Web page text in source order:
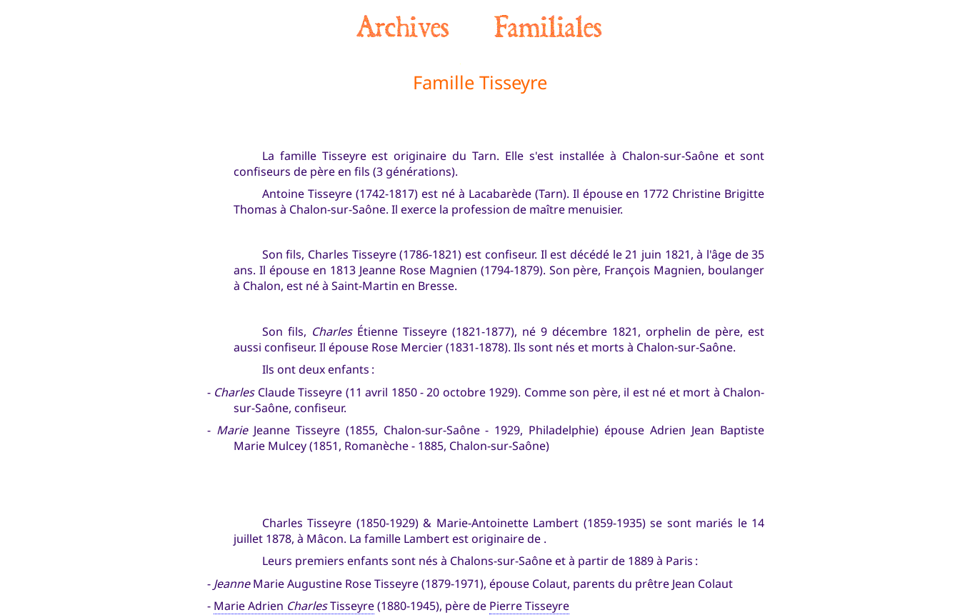
Famille Tisseyre
La famille Tisseyre est originaire du Tarn. Elle s'est installée à Chalon-sur-Saône et sont
confiseurs de père en fils (3 générations).
Antoine Tisseyre (1742-1817) est né à Lacabarède (Tarn). Il épouse en 1772 Christine Brigitte
Thomas à Chalon-sur-Saône. Il exerce la profession de maître menuisier.
Son fils, Charles Tisseyre (1786-1821) est confiseur. Il est décédé le 21 juin 1821, à l'âge de 35
ans. Il épouse en 1813 Jeanne Rose Magnien (1794-1879). Son père, François Magnien, boulanger
à Chalon, est né à Saint-Martin en Bresse.
Son fils, CharlesÉtienne Tisseyre (1821-1877), né 9 décembre 1821, orphelin de père, est
aussi confiseur. Il épouse Rose Mercier (1831-1878). Ils sont nés et morts à Chalon-sur-Saône.
Ils ont deux enfants :
- CharlesClaude Tisseyre (11 avril 1850 - 20 octobre 1929). Comme son père, il est né et mort à Chalon-
sur-Saône, confiseur.
- MarieJeanne Tisseyre (1855, Chalon-sur-Saône - 1929, Philadelphie) épouse Adrien Jean Baptiste
Marie Mulcey (1851, Romanèche - 1885, Chalon-sur-Saône)
Charles Tisseyre (1850-1929) & Marie-Antoinette Lambert (1859-1935) se sont mariés le 14
juillet 1878, à Mâcon. La famille Lambert est originaire de .
Leurs premiers enfants sont nés à Chalons-sur-Saône et à partir de 1889 à Paris :
- JeanneMarie Augustine Rose Tisseyre (1879-1971), épouse Colaut, parents du prêtre Jean Colaut
- Marie Adrien CharlesTisseyre(1880-1945), père de Pierre Tisseyre